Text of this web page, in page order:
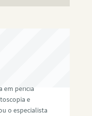
em perícia
e
o especialista